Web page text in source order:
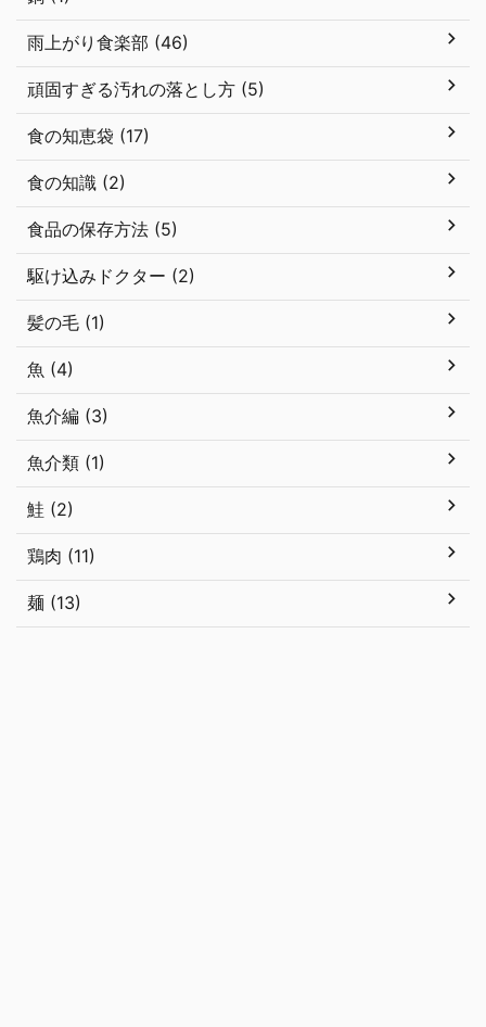
雨上がり食楽部 (46)
頑固すぎる汚れの落とし方 (5)
食の知恵袋 (17)
食の知識 (2)
食品の保存方法 (5)
駆け込みドクター (2)
髪の毛 (1)
魚 (4)
魚介編 (3)
魚介類 (1)
鮭 (2)
鶏肉 (11)
麺 (13)